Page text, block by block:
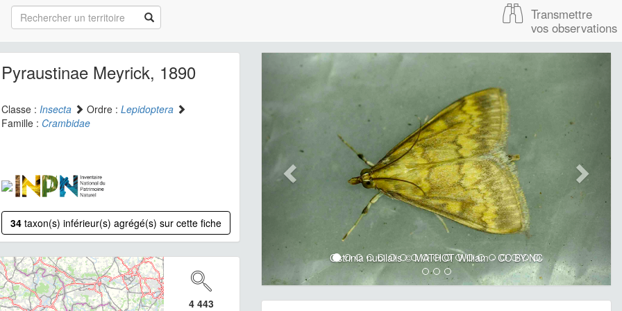
Transmettre
vos observations
Pyraustinae Meyrick, 1890
Classe : Insecta Ordre : Lepidoptera
Famille : Crambidae
34 taxon(s) inférieur(s) agrégé(s) sur cette fiche
4 443
Ostrinia nubilalis © MATHOT William - CC BY-NC